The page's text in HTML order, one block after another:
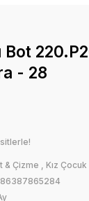
Bot
- 28
& Çizme , Kız Çocuk